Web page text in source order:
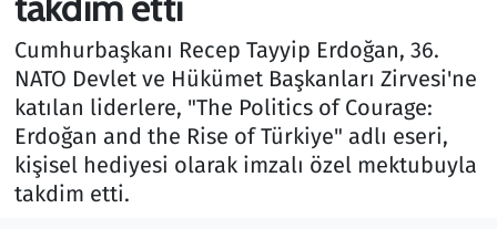
Cumhurbaşkanı Recep Tayyip Erdoğan, 36.
NATO Devlet ve Hükümet Başkanları Zirvesi'ne
katılan liderlere, "The Politics of Courage:
Erdoğan and the Rise of Türkiye" adlı eseri,
kişisel hediyesi olarak imzalı özel mektubuyla
takdim etti.
Memur ve Kamu
Otomobil
Oyun